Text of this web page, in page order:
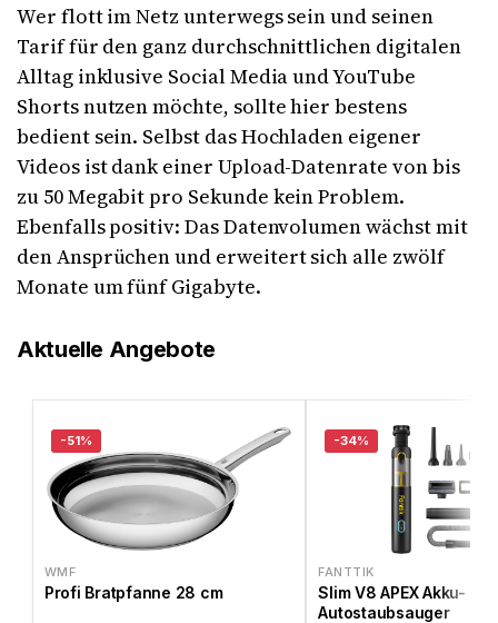
Wer flott im Netz unterwegs sein und seinen
Tarif für den ganz durchschnittlichen digitalen
Alltag inklusive Social Media und YouTube
Shorts nutzen möchte, sollte hier bestens
bedient sein. Selbst das Hochladen eigener
Videos ist dank einer Upload-Datenrate von bis
zu 50 Megabit pro Sekunde kein Problem.
Ebenfalls positiv: Das Datenvolumen wächst mit
den Ansprüchen und erweitert sich alle zwölf
Monate um fünf Gigabyte.
Aktuelle Angebote
-51%
WMF
Profi Bratpfanne 28 cm
-34%
FANTTIK
Slim V8 APEX Akku-
Autostaubsauger